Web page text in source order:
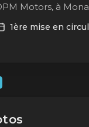
Motors, à
1ère mise en